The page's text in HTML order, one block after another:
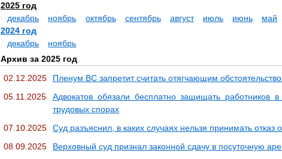
2025 год
декабрь
ноябрь октябрь сентябрь август июль июнь май
2024 год
декабрь
ноябрь
Архив за 2025 год
02.12.2025
Пленум ВС запретит считать отягчающим
05.11.2025
Адвокатов обязали бесплатно защищать
трудовых спорах
07.10.2025
Суд разъяснил, в каких случаях нельзя принимать отказ
08.09.2025
Верховный суд признал законной сдачу в посуточную